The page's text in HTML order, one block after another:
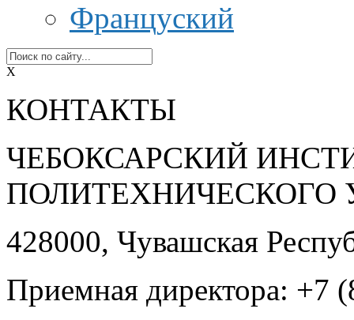
Француский
X
КОНТАКТЫ
ЧЕБОКСАРСКИЙ
ПОЛИТЕХНИЧЕСКОГО
428000, Чувашская
Приемная директора: +7